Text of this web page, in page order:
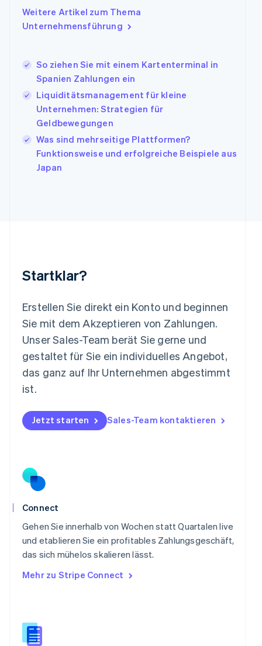
Weitere Artikel zum Thema
Unternehmensführung
So ziehen Sie mit einem Kartenterminal in
Spanien Zahlungen ein
Liquiditätsmanagement für kleine
Unternehmen: Strategien für
Geldbewegungen
Was sind mehrseitige Plattformen?
Funktionsweise und erfolgreiche Beispiele aus
Japan
Startklar?
Erstellen Sie direkt ein Konto und beginnen
Sie mit dem Akzeptieren von Zahlungen.
Unser Sales-Team berät Sie gerne und
gestaltet für Sie ein individuelles Angebot,
das ganz auf Ihr Unternehmen abgestimmt
ist.
Jetzt starten Sales-Team kontaktieren
Connect
Gehen Sie innerhalb von Wochen statt Quartalen live
und etablieren Sie ein profitables Zahlungsgeschäft,
das sich mühelos skalieren lässt.
Mehr zu Stripe Connect
Indien
English
Irland
ItalianoEnglish
Japan
Kanada
EnglishFrançais
Kroatien
English Italiano
English
Liechtenstein
English
Español English
English
Niederlande
Norwegen
English
Polen
English
Portugal
Schweden
Svenska
Schweiz
Deutsch
Singapur
English 简体中文
Slowakei
English
Slowenien
English
Spanien